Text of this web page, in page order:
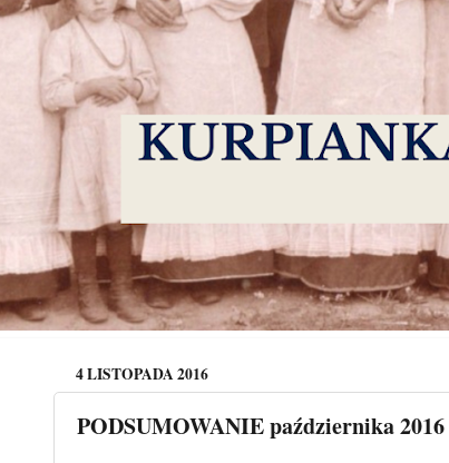
4 LISTOPADA 2016
PODSUMOWANIE października 2016